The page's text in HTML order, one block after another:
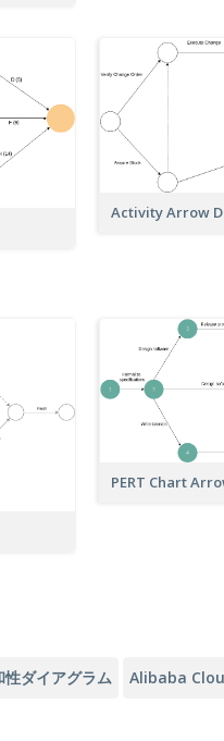
Activity Arrow
PERT Chart
性ダイアグラム Alibaba